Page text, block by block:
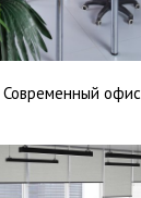
Современный офис